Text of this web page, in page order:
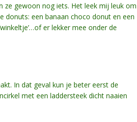
ze gewoon nog iets. Het leek mij leuk om
donuts: een banaan choco donut en een
er lekker mee onder de
In dat geval kun je beter eerst de
met een laddersteek dicht naaien